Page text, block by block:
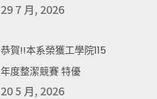
29 7 月, 2026
恭賀!!本系榮獲工學院115
年度整潔競賽 特優
20 5 月, 2026